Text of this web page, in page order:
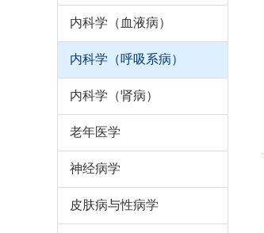
内科学（血液病）
内科学（呼吸系病）
内科学（肾病）
老年医学
神经病学
皮肤病与性病学